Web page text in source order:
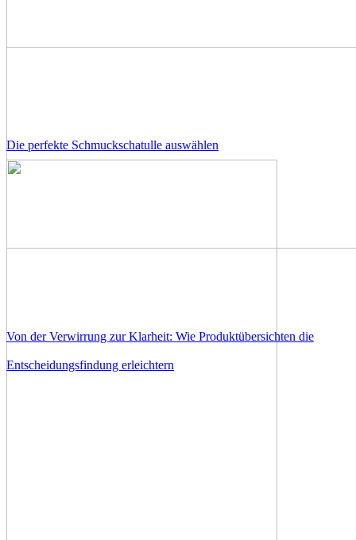
Die perfekte Schmuckschatulle auswählen
Von der Verwirrung zur Klarheit: Wie Produktübersichten die
Entscheidungsfindung erleichtern